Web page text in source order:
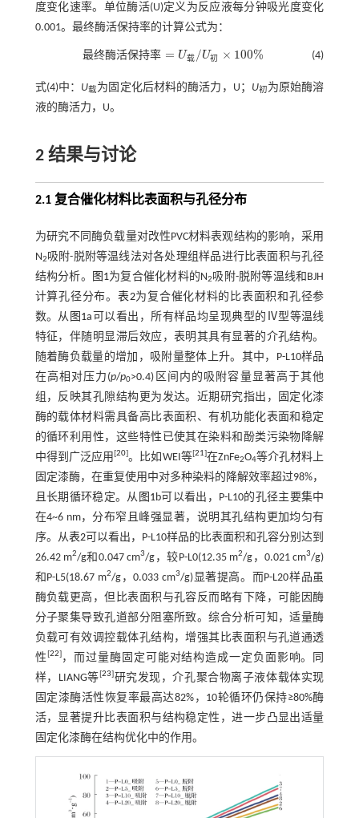
度变化速率。单位酶活(U)定义为反应液每分钟吸光度变化
0.001。最终酶活保持率的计算公式为：
最终酶活保持率 = U载 /U初 × 100%
最终酶活 保持率 =U 载/U初×100 % (4)
式(4)中： U载为固定化后材料的酶活力，U； U初为原始酶溶
液的酶活力，U。
2 结果与讨论
2.1 复合催化材料比表面积与孔径分布
为研究不同酶负载量对改性PVC材料表观结构的影响，采用
N2吸附-脱附等温线法对各处理组样品进行比表面积与孔径
结构分析。
图1为复合催化材料的N2吸附-脱附等温线和BJH
计算孔径分布。 表2为复合催化材料的比表面积和孔径参
数。从 图1a可以看出，所有样品均呈现典型的Ⅳ型等温线
特征，伴随明显滞后效应，表明其具有显著的介孔结构。
随着酶负载量的增加，吸附量整体上升。其中，P-L10样品
在高相对压力(p/p0>0.4)区间内的吸附容量显著高于其他
组，反映其孔隙结构更为发达。近期研究指出，固定化漆
酶的载体材料需具备高比表面积、有机功能化表面和稳定
的循环利用性，这些特性已使其在染料和酚类污染物降解
中得到广泛应用 [20 。比如WEI等[ 21 在ZnFe2O4等介孔材料上
固定漆酶，在重复使用中对多种染料的降解效率超过98%，
且长期循环稳定。从 图1b可以看出，P-L10的孔径主要集中
在4~6 nm，分布窄且峰强显著，说明其孔结构更加均匀有
序。从表2可以看出，P-L10样品的比表面积和孔容分别达到
26.42 m2/g和0.047 cm3/g，较P-L0(12.35 m2/g，0.021 cm3/g)
和P-L5(18.67 m2/g，0.033 cm3/g)显著提高。而P-L20样品虽
酶负载更高，但比表面积与孔容反而略有下降，可能因酶
分子聚集导致孔道部分阻塞所致。综合分析可知，适量酶
负载可有效调控载体孔结构，增强其比表面积与孔道通透
性 22 ，而过量酶固定可能对结构造成一定负面影响。同
样，LIANG等 23 研究发现，介孔聚合物离子液体载体实现
固定漆酶活性恢复率最高达82%，10轮循环仍保持≥80%酶
活，显著提升比表面积与结构稳定性，进一步凸显出适量
固定化漆酶在结构优化中的作用。